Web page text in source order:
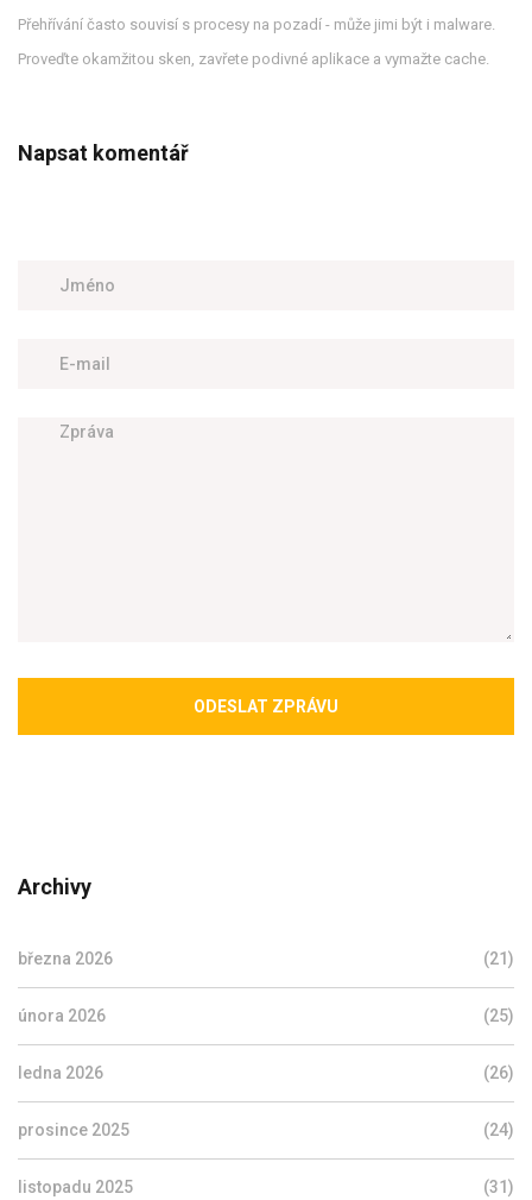
Přehřívání často souvisí s procesy na pozadí - může jimi být i malware.
Proveďte okamžitou sken, zavřete podivné aplikace a vymažte cache.
Napsat komentář
ODESLAT ZPRÁVU
Archivy
března 2026 (21)
února 2026 (25)
ledna 2026 (26)
prosince 2025 (24)
listopadu 2025 (31)